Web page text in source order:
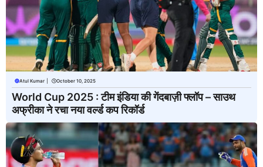
Atul Kumar October 10, 2025
World Cup 2025 : टीम इंडिया की गेंदबाज़ी फ्लॉप – साउथ
अफ्रीका ने रचा नया वर्ल्ड कप रिकॉर्ड